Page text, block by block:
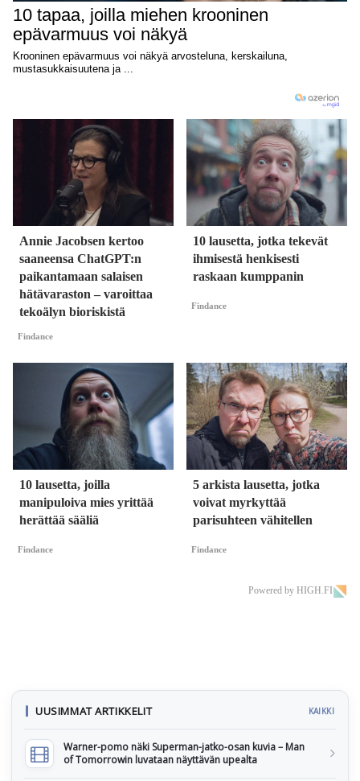
Annie Jacobsen kertoo
saaneensa ChatGPT:n
paikantamaan salaisen
hätävaraston – varoittaa
tekoälyn bioriskistä
Findance
10 lausetta, jotka tekevät
ihmisestä henkisesti
raskaan kumppanin
Findance
10 lausetta, joilla
manipuloiva mies yrittää
herättää sääliä
Findance
5 arkista lausetta, jotka
voivat myrkyttää
parisuhteen vähitellen
Findance
Powered by HIGH.FI
UUSIMMAT ARTIKKELIT KAIKKI
Warner-pomo näki Superman-jatko-osan kuvia – Man
of Tomorrowin luvataan näyttävän upealta